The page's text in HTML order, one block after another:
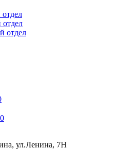
отдел
0
ул.Ленина, 7Н